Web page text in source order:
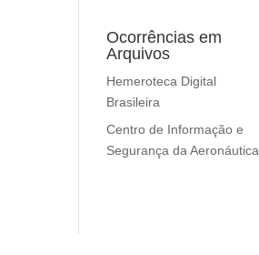
Ocorrências em
Arquivos
Hemeroteca Digital
Brasileira
Centro de Informação e
Segurança da Aeronáutica